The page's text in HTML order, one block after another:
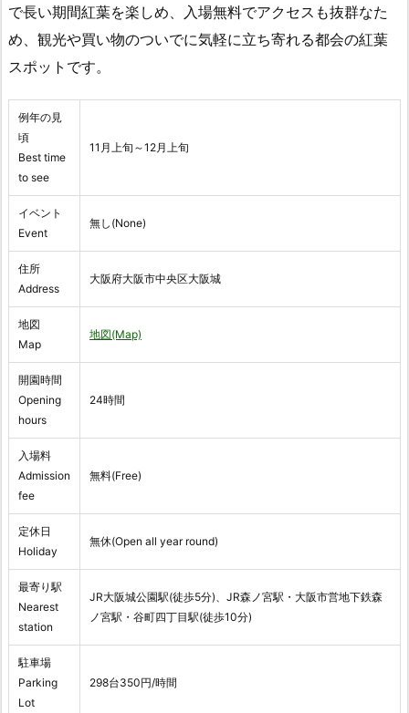
で長い期間紅葉を楽しめ、入場無料でアクセスも抜群なた
め、観光や買い物のついでに気軽に立ち寄れる都会の紅葉
スポットです。
例年の見
頃
Best time
to see
11月上旬～12月上旬
イベント
Event
無し(None)
住所
Address
大阪府大阪市中央区大阪城
地図
Map
地図(Map)
開園時間
Opening
hours
24時間
入場料
Admission
fee
無料(Free)
定休日
Holiday
無休(Open all year round)
最寄り駅
Nearest
station
JR大阪城公園駅(徒歩5分)、JR森ノ宮駅・大阪市営地下鉄森
ノ宮駅・谷町四丁目駅(徒歩10分)
駐車場
Parking
Lot
298台350円/時間